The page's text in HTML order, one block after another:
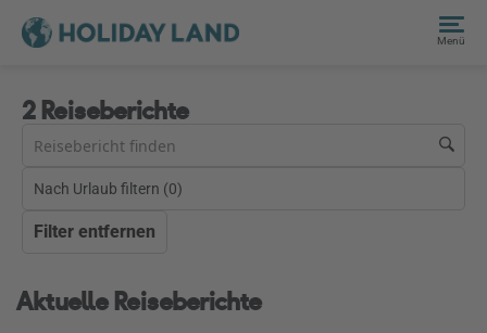
Menü
2 Reiseberichte
Nach Urlaub filtern (0)
Filter entfernen
Aktuelle Reiseberichte